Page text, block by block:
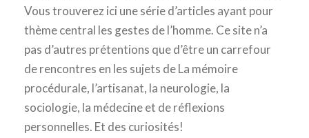
Vous trouverez ici une série d’articles ayant pour
thème central les gestes de l’homme. Ce site n’a
pas d’autres prétentions que d’être un carrefour
de rencontres en les sujets de La mémoire
procédurale, l’artisanat, la neurologie, la
sociologie, la médecine et de réflexions
personnelles. Et des curiosités!